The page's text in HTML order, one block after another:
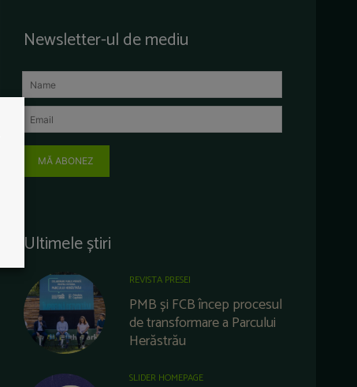
Newsletter-ul de mediu
MĂ ABONEZ
Ultimele știri
REVISTA PRESEI
PMB și FCB încep procesul
de transformare a Parcului
Herăstrău
SLIDER HOMEPAGE